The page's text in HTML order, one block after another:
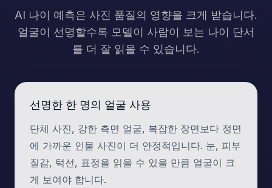
AI 나이 예측은 사진 품질의 영향을 크게 받습니다.
얼굴이 선명할수록 모델이 사람이 보는 나이 단서
를 더 잘 읽을 수 있습니다.
선명한 한 명의 얼굴 사용
단체 사진, 강한 측면 얼굴, 복잡한 장면보다 정면
에 가까운 인물 사진이 더 안정적입니다. 눈, 피부
질감, 턱선, 표정을 읽을 수 있을 만큼 얼굴이 크
게 보여야 합니다.